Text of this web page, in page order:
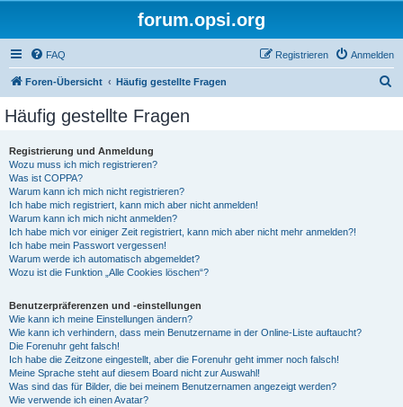
forum.opsi.org
FAQ Anmelden
Registrieren
Foren-Übersicht Häufig gestellte Fragen
Häufig gestellte Fragen
Registrierung und Anmeldung
Wozu muss ich mich registrieren?
Was ist COPPA?
Warum kann ich mich nicht registrieren?
Ich habe mich registriert, kann mich aber nicht anmelden!
Warum kann ich mich nicht anmelden?
Ich habe mich vor einiger Zeit registriert, kann mich aber nicht mehr anmelden?!
Ich habe mein Passwort vergessen!
Warum werde ich automatisch abgemeldet?
Wozu ist die Funktion „Alle Cookies löschen“?
Benutzerpräferenzen und -einstellungen
Wie kann ich meine Einstellungen ändern?
Wie kann ich verhindern, dass mein Benutzername in der Online-Liste auftaucht?
Die Forenuhr geht falsch!
Ich habe die Zeitzone eingestellt, aber die Forenuhr geht immer noch falsch!
Meine Sprache steht auf diesem Board nicht zur Auswahl!
Was sind das für Bilder, die bei meinem Benutzernamen angezeigt werden?
Wie verwende ich einen Avatar?